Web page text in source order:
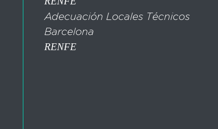
Adecuación Locales Técnicos
Barcelona
RENFE